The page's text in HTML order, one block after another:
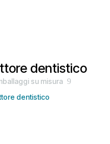
dentistico
su misura 9
dentistico